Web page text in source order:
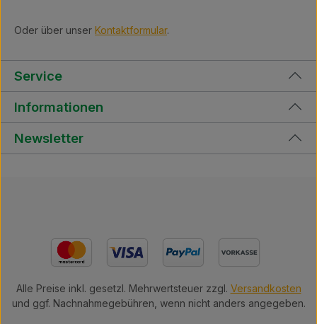
Oder über unser Kontaktformular.
Service
Informationen
Newsletter
Alle Preise inkl. gesetzl. Mehrwertsteuer zzgl. Versandkosten
und ggf. Nachnahmegebühren, wenn nicht anders angegeben.